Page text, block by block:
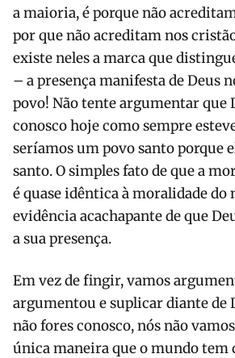
a maioria, é porque não
por que não acreditam nos
existe neles a marca que
– a presença manifesta de Deus
povo! Não tente argumentar que
conosco hoje como sempre
seríamos um povo santo porque
santo. O simples fato de que a
é quase idêntica à moralidade do
evidência acachapante de que
a sua presença.
Em vez de fingir, vamos
argumentou e suplicar diante de
não fores conosco, nós não
única maneira que o mundo tem